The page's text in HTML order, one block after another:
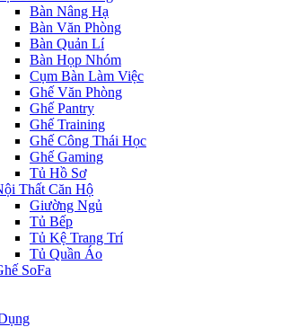
Bàn Nâng Hạ
Bàn Văn Phòng
Bàn Quản Lí
Bàn Họp Nhóm
Cụm Bàn Làm Việc
Ghế Văn Phòng
Ghế Pantry
Ghế Training
Ghế Công Thái Học
Ghế Gaming
Tủ Hồ Sơ
Thất Căn Hộ
Giường Ngủ
Tủ Bếp
Tủ Kệ Trang Trí
Tủ Quần Áo
SoFa